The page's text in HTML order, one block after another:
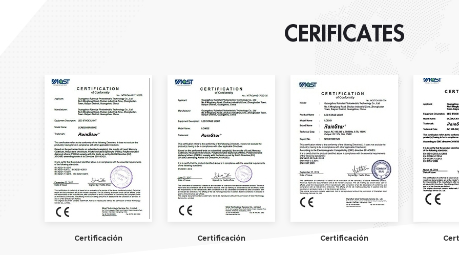
CERIFICATES
Certificación Certificación Certificación